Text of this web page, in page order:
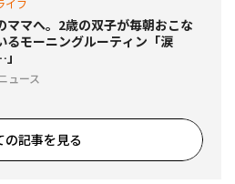
ママへ。2歳の双子が毎朝おこな
るモーニングルーティン「涙
ュース
の記事を見る